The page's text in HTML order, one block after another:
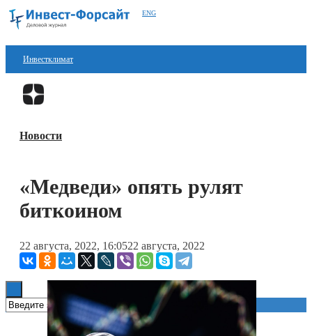
ENG
Инвестклимат
Финансы
Блокчейн
Технологии
Книги
Новости
«Медведи» опять рулят
биткоином
22 августа, 2022, 16:0522 августа, 2022